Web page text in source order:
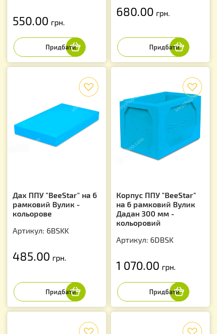
550.00 грн.
680.00 грн.
Дах ППУ "BeeStar" на 6
рамковий Вулик -
кольорове
Артикул: 6BSKK
485.00 грн.
Корпус ППУ "BeeStar"
на 6 рамковий Вулик
Дадан 300 мм -
кольоровий
Артикул: 6DBSK
1 070.00 грн.